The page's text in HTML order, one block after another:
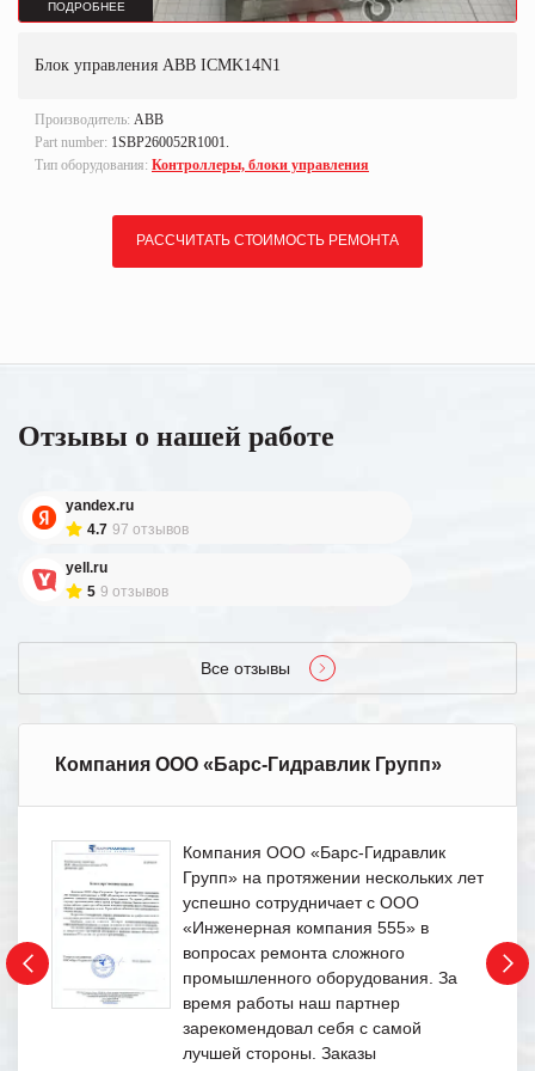
ПОДРОБНЕЕ
Блок управления ABB ICMK14N1
Производитель: ABB
Part number: 1SBP260052R1001.
Тип оборудования: Контроллеры, блоки управления
РАССЧИТАТЬ СТОИМОСТЬ РЕМОНТА
Отзывы о нашей работе
yandex.ru
4.7 97 отзывов
yell.ru
5 9 отзывов
Все отзывы
Компания ООО «Барс-Гидравлик Групп»
Компания ООО «Барс-Гидравлик
Групп» на протяжении нескольких лет
успешно сотрудничает с ООО
«Инженерная компания 555» в
вопросах ремонта сложного
промышленного оборудования. За
время работы наш партнер
зарекомендовал себя с самой
лучшей стороны. Заказы